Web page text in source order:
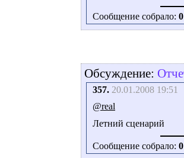
Сообщение собрало: 0
Обсуждение:
357. 20.01.2008 19:51
@real
Летний сценарий
Сообщение собрало: 0